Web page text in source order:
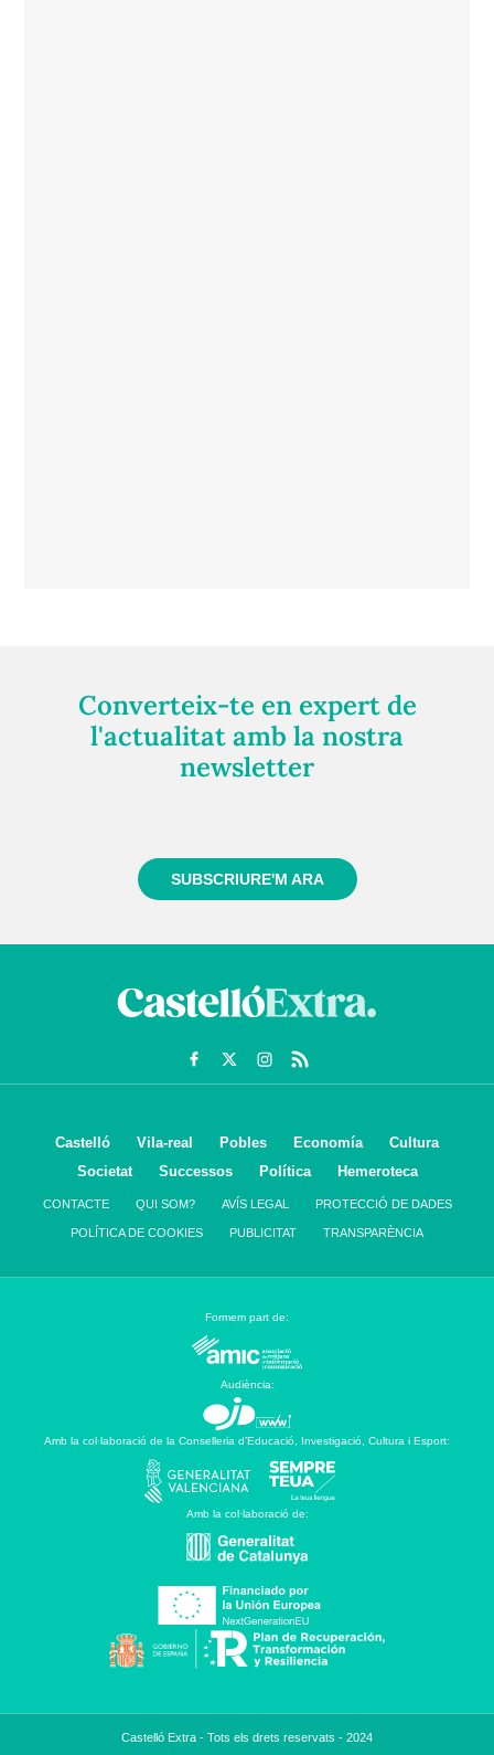
Converteix-te en expert de
l'actualitat amb la nostra
newsletter
SUBSCRIURE'M ARA
Castelló Vila-real Pobles Economía
Cultura
Societat
Successos Política Hemeroteca
CONTACTE QUI SOM? AVÍS LEGAL PROTECCIÓ DE DADES
POLÍTICA DE COOKIES PUBLICITAT TRANSPARÈNCIA
Formem part de:
Audiència:
Amb la col·laboració de la Conselleria d’Educació, Investigació, Cultura i Esport:
Amb la col·laboració de:
Castelló Extra - Tots els drets reservats - 2024